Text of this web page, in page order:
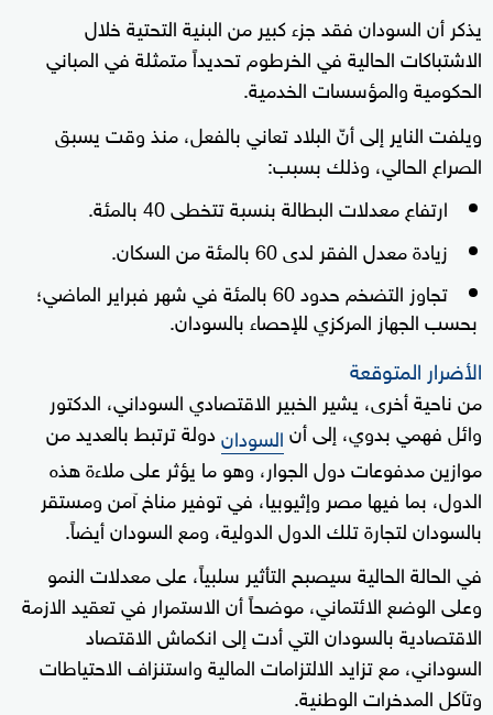
يذكر أن السودان فقد جزء كبير من البنية التحتية خلال
الاشتباكات الحالية في الخرطوم تحديداً متمثلة في المباني
الحكومية والمؤسسات الخدمية.
ويلفت الناير إلى أنّ البلاد تعاني بالفعل، منذ وقت يسبق
الصراع الحالي، وذلك بسبب:
ارتفاع معدلات البطالة بنسبة تتخطى 40 بالمئة.
زيادة معدل الفقر لدى 60 بالمئة من السكان.
تجاوز التضخم حدود 60 بالمئة في شهر فبراير الماضي؛
بحسب الجهاز المركزي للإحصاء بالسودان.
الأضرار المتوقعة
من ناحية أخرى، يشير الخبير الاقتصادي السوداني، الدكتور
وائل فهمي بدوي، إلى أنالسوداندولة ترتبط بالعديد من
موازين مدفوعات دول الجوار، وهو ما يؤثر على ملاءة هذه
الدول، بما فيها مصر وإثيوبيا، في توفير مناخ آمن ومستقر
بالسودان لتجارة تلك الدول الدولية، ومع السودان أيضاً.
في الحالة الحالية سيصبح التأثير سلبياً، على معدلات النمو
وعلى الوضع الائتماني، موضحاً أن الاستمرار في تعقيد الازمة
الاقتصادية بالسودان التي أدت إلى انكماش الاقتصاد
السوداني، مع تزايد الالتزامات المالية واستنزاف الاحتياطات
وتآكل المدخرات الوطنية.